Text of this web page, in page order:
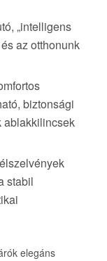
„intelligens
az otthonunk
biztonsági
ablakkilincsek
stabil
elegáns